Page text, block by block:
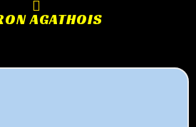
AGATHOIS